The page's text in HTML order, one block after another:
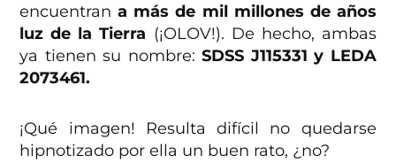
encuentrana más de mil millones de años
luz de la Tierra (¡OLOV!). De hecho, ambas
ya tienen su nombre:SDSS J115331 y LEDA
2073461.
¡Qué imagen! Resulta difícil no quedarse
hipnotizado por ella un buen rato, ¿no?